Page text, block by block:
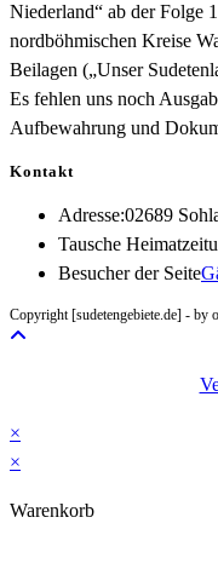
Niederland“ ab der Folge
nordböhmischen Kreise
Beilagen („Unser
Es fehlen uns noch
Aufbewahrung und
Kontakt
Adresse:02689
Tausche
Besucher der Seite
Copyright [sudetengebiete.de] - by
×
×
Warenkorb